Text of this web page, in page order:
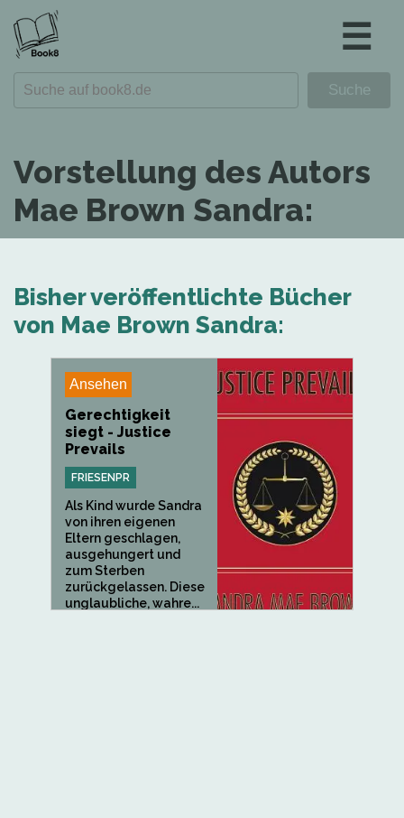
☰
Vorstellung des Autors
Mae Brown Sandra:
Bisher veröffentlichte Bücher
von Mae Brown Sandra:
Ansehen
Gerechtigkeit
siegt - Justice
Prevails
FRIESENPR
Als Kind wurde Sandra
von ihren eigenen
Eltern geschlagen,
ausgehungert und
zum Sterben
zurückgelassen. Diese
unglaubliche, wahre...